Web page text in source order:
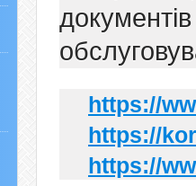
https://
https://
https://